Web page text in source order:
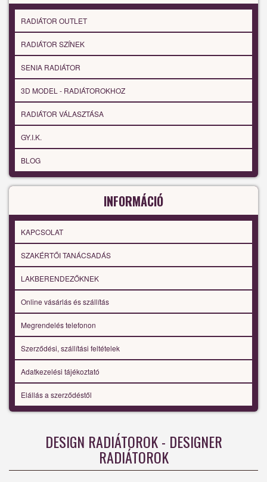
RADIÁTOR OUTLET
RADIÁTOR SZÍNEK
SENIA RADIÁTOR
3D MODEL - RADIÁTOROKHOZ
RADIÁTOR VÁLASZTÁSA
GY.I.K.
BLOG
INFORMÁCIÓ
KAPCSOLAT
SZAKÉRTŐI TANÁCSADÁS
LAKBERENDEZŐKNEK
Online vásárlás és szállítás
Megrendelés telefonon
Szerződési, szállítási feltételek
Adatkezelési tájékoztató
Elállás a szerződéstől
DESIGN RADIÁTOROK - DESIGNER
RADIÁTOROK